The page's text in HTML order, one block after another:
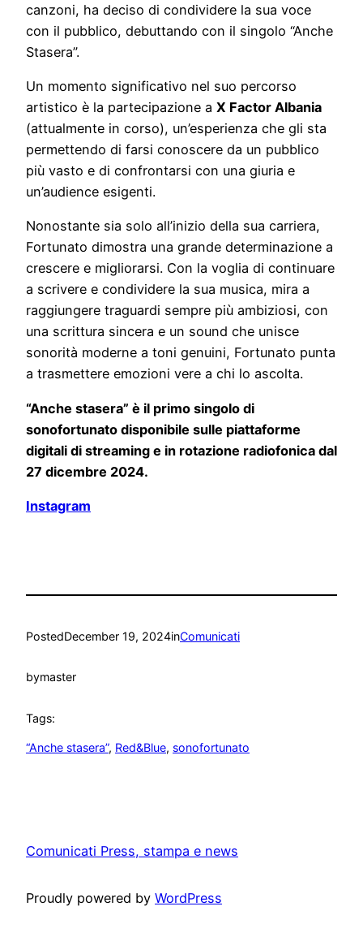
canzoni, ha deciso di condividere la sua voce
con il pubblico, debuttando con il singolo “Anche
Stasera”.
Un momento significativo nel suo percorso
artistico è la partecipazione a X Factor Albania
(attualmente in corso), un’esperienza che gli sta
permettendo di farsi conoscere da un pubblico
più vasto e di confrontarsi con una giuria e
un’audience esigenti.
Nonostante sia solo all’inizio della sua carriera,
Fortunato dimostra una grande determinazione a
crescere e migliorarsi. Con la voglia di continuare
a scrivere e condividere la sua musica, mira a
raggiungere traguardi sempre più ambiziosi, con
una scrittura sincera e un sound che unisce
sonorità moderne a toni genuini, Fortunato punta
a trasmettere emozioni vere a chi lo ascolta.
“Anche stasera” è il primo singolo di
sonofortunato disponibile sulle piattaforme
digitali di streaming e in rotazione radiofonica dal
27 dicembre 2024.
Instagram
PostedDecember 19, 2024inComunicati
bymaster
Tags:
“Anche stasera”, Red&Blue, sonofortunato
Comunicati Press, stampa e news
Proudly powered by WordPress